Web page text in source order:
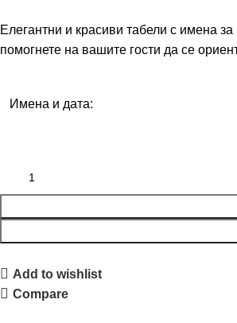
Елегантни и красиви табели с имена
помогнете на вашите гости да се
Имена и дата:
Add to wishlist
Compare